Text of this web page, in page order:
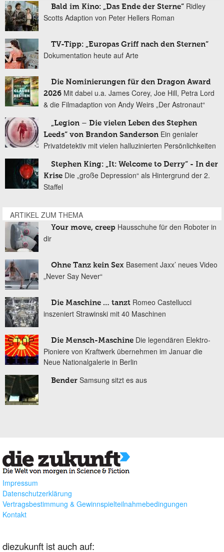
Bald im Kino: „Das Ende der Sterne“ Ridley
Scotts Adaption von Peter Hellers Roman
TV-Tipp: „Europas Griff nach den Sternen“
Dokumentation heute auf Arte
Die Nominierungen für den Dragon Award
2026 Mit dabei u.a. James Corey, Joe Hill, Petra Lord
& die Filmadaption von Andy Weirs „Der Astronaut“
„Legion – Die vielen Leben des Stephen
Leeds“ von Brandon Sanderson Ein genialer
Privatdetektiv mit vielen halluzinierten Persönlichkeiten
Stephen King: „It: Welcome to Derry“ - In der
Krise Die „große Depression“ als Hintergrund der 2.
Staffel
ARTIKEL ZUM THEMA
Your move, creep Hausschuhe für den Roboter in
dir
Ohne Tanz kein Sex Basement Jaxx’ neues Video
„Never Say Never“
Die Maschine … tanzt Romeo Castellucci
inszeniert Strawinski mit 40 Maschinen
Die Mensch-Maschine Die legendären Elektro-
Pioniere von Kraftwerk übernehmen im Januar die
Neue Nationalgalerie in Berlin
Bender Samsung sitzt es aus
Impressum
Datenschutzerklärung
Vertragsbestimmung & Gewinnspielteilnahmebedingungen
Kontakt
diezukunft ist auch auf: